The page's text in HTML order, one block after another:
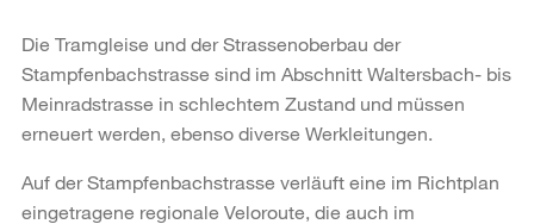
Die Tramgleise und der Strassenoberbau der
Stampfenbachstrasse sind im Abschnitt Waltersbach- bis
Meinradstrasse in schlechtem Zustand und müssen
erneuert werden, ebenso diverse Werkleitungen.
Auf der Stampfenbachstrasse verläuft eine im Richtplan
eingetragene regionale Veloroute, die auch im